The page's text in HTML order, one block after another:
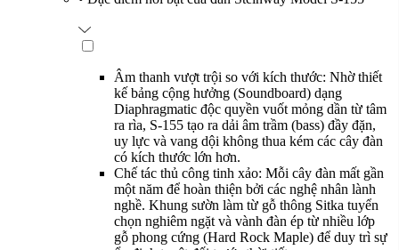
Âm thanh vượt trội so với kích thước: Nhờ thiết
kế bảng cộng hưởng (Soundboard) dạng
Diaphragmatic độc quyền vuốt mỏng dần từ tâm
ra rìa, S-155 tạo ra dải âm trầm (bass) đầy đặn,
uy lực và vang dội không thua kém các cây đàn
có kích thước lớn hơn.
Chế tác thủ công tinh xảo: Mỗi cây đàn mất gần
một năm để hoàn thiện bởi các nghệ nhân lành
nghề. Khung sườn làm từ gỗ thông Sitka tuyển
chọn nghiêm ngặt và vành đàn ép từ nhiều lớp
gỗ phong cứng (Hard Rock Maple) để duy trì sự